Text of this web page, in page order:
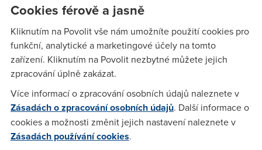
@Brkos: Mno, je to opravdu zvlastni [sice nekdy to jede
hodne pomalu - kolem 200kbit], ale jinak vpoho. @Righti:
Zjistil jsem to tak, ze jsem tam zavolal [jelo me to asi
200kbit] a oni odpovedeli, ze na me aplikovali FUP... Ale
samozrejme, me to nevadi, ze to jede takhle. Mozna je to
tim ze jsem odstoupil od sluzby a meli by mi to kazdym
dnem zrusit....
Nereknu(1.3.2004 14:39:07)
Cookies férově a jasně
Kliknutím na Povolit vše nám umožníte použití cookies pro
funkční, analytické a marketingové účely na tomto
zařízení. Kliknutím na Povolit nezbytné můžete jejich
zpracování úplně zakázat.
Více informací o zpracování osobních údajů naleznete v
Zásadách o zpracování osobních údajů. Další informace o
cookies a možnosti změnit jejich nastavení naleznete v
Zásadách používání cookies.